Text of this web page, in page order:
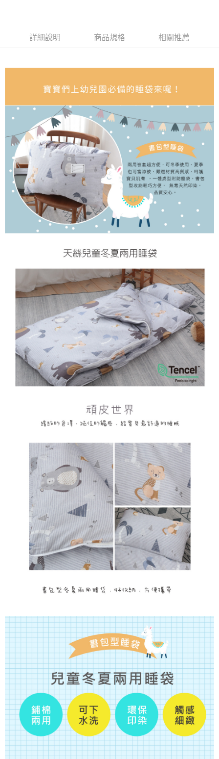
1.本服務由台灣大哥大提供，台灣大哥大用戶可立即使用無須另外申請。
消。如遇「轉專審核」未通過狀況，表示未達大哥付你分期系統評分，恕無
【繳款方式說明】
1.分期款項不併入電信帳單，「大哥付你分期」於每月結算日後寄送繳費提
醒簡訊。
2.透過簡訊連結打開帳單後，可選擇「超商條碼／台灣大直營門市／銀行轉
帳／街口支付／iPASS MONEY」等通路繳費。
【注意事項】
1.本服務係由「台灣大哥大股份有限公司」（以下簡稱本公司）所提供，讓
用戶於交易時，得透過本服務購買商品或服務，並由商店將買賣／分期付款
買賣價金債權讓與本公司後，依約使用本公司帳單繳交帳款。
2.基於同意付款使用「大哥付你分期」之契約關係目的，商店將以您的個人
資料（包含姓名、電話或地址）提供予台灣大哥大進項蒐集、處理及利用，
由本公司與您本人進行分期帳單所需資料之確認、核對及更正。
3.完整用戶服務條款，請詳閱以下連結：
https://oppay.tw/userRule
AFTEE先享後付
AFTEE先享後付是「在收到商品之後才付款」的支付方式。 讓您購物簡單
１．簡單：不需註冊會員、不需綁卡、不需儲值。
２．便利：只要手機號碼，簡訊認證，即可結帳。
【「AFTEE先享後付」結帳流程】
１．於結帳方式選擇「AFTEE先享後付」後，將跳轉至「AFTEE先享後付」
結帳頁面，進行簡訊認證並確認金額後，即可完成結帳。
２．訂單成立數日內，您將收到繳費通知簡訊。
３．收到繳費通知簡訊後14天內，點擊此簡訊中的連結，可透過四大超商／
ATM／網路銀行／等多元方式進行付款，方視為交易完成。
※ 請注意：結帳手續完成當下不需立刻繳費，但若您需要取消訂單，請聯絡
購買商品的店家。未經商家同意取消之訂單仍視為有效，需透過AFTEE先享
後付繳納相關費用。
※ 交易是否成功請以「AFTEE先享後付 」之結帳頁面顯示為準，若有關於
是否繳費成功／繳費後需取消欲退款等相關疑問，請聯繫「AFTEE先享後付
客戶支援中心」
https://netprotections.freshdesk.com/support/home
【注意事項】
易，需依本服務之必要範圍內提供個人資料，並將交易相關給付款項請求債
２．關於個人資料處理事宜，請瀏覽以下網址：
https://aftee.tw/terms/#terms3
３．未成年的使用者請事先徵得法定代理人或監護人之同意方可使用
「AFTEE先享後付」，若未經同意申辦者引起之損失，本公司不負相關責
４．使用「AFTEE先享後付」時，將依據個別帳號之用戶狀況，依本公司即
時審查核予不同之上限額度；若仍有額度不足之情形，本公司將視審查結果
請求用戶進行身份認證。
５．嚴禁一人註冊多個帳號或使用他人資訊註冊。若發現惡意使用之情形，
恩沛科技股份有限公司將有權停止該用戶之使用額度並採取法律行動。
大型超重物流運送
每筆NT$150，滿NT$990(含以上)免運費
郵局包裹
每筆NT$250
詳細說明 商品規格 相關推薦